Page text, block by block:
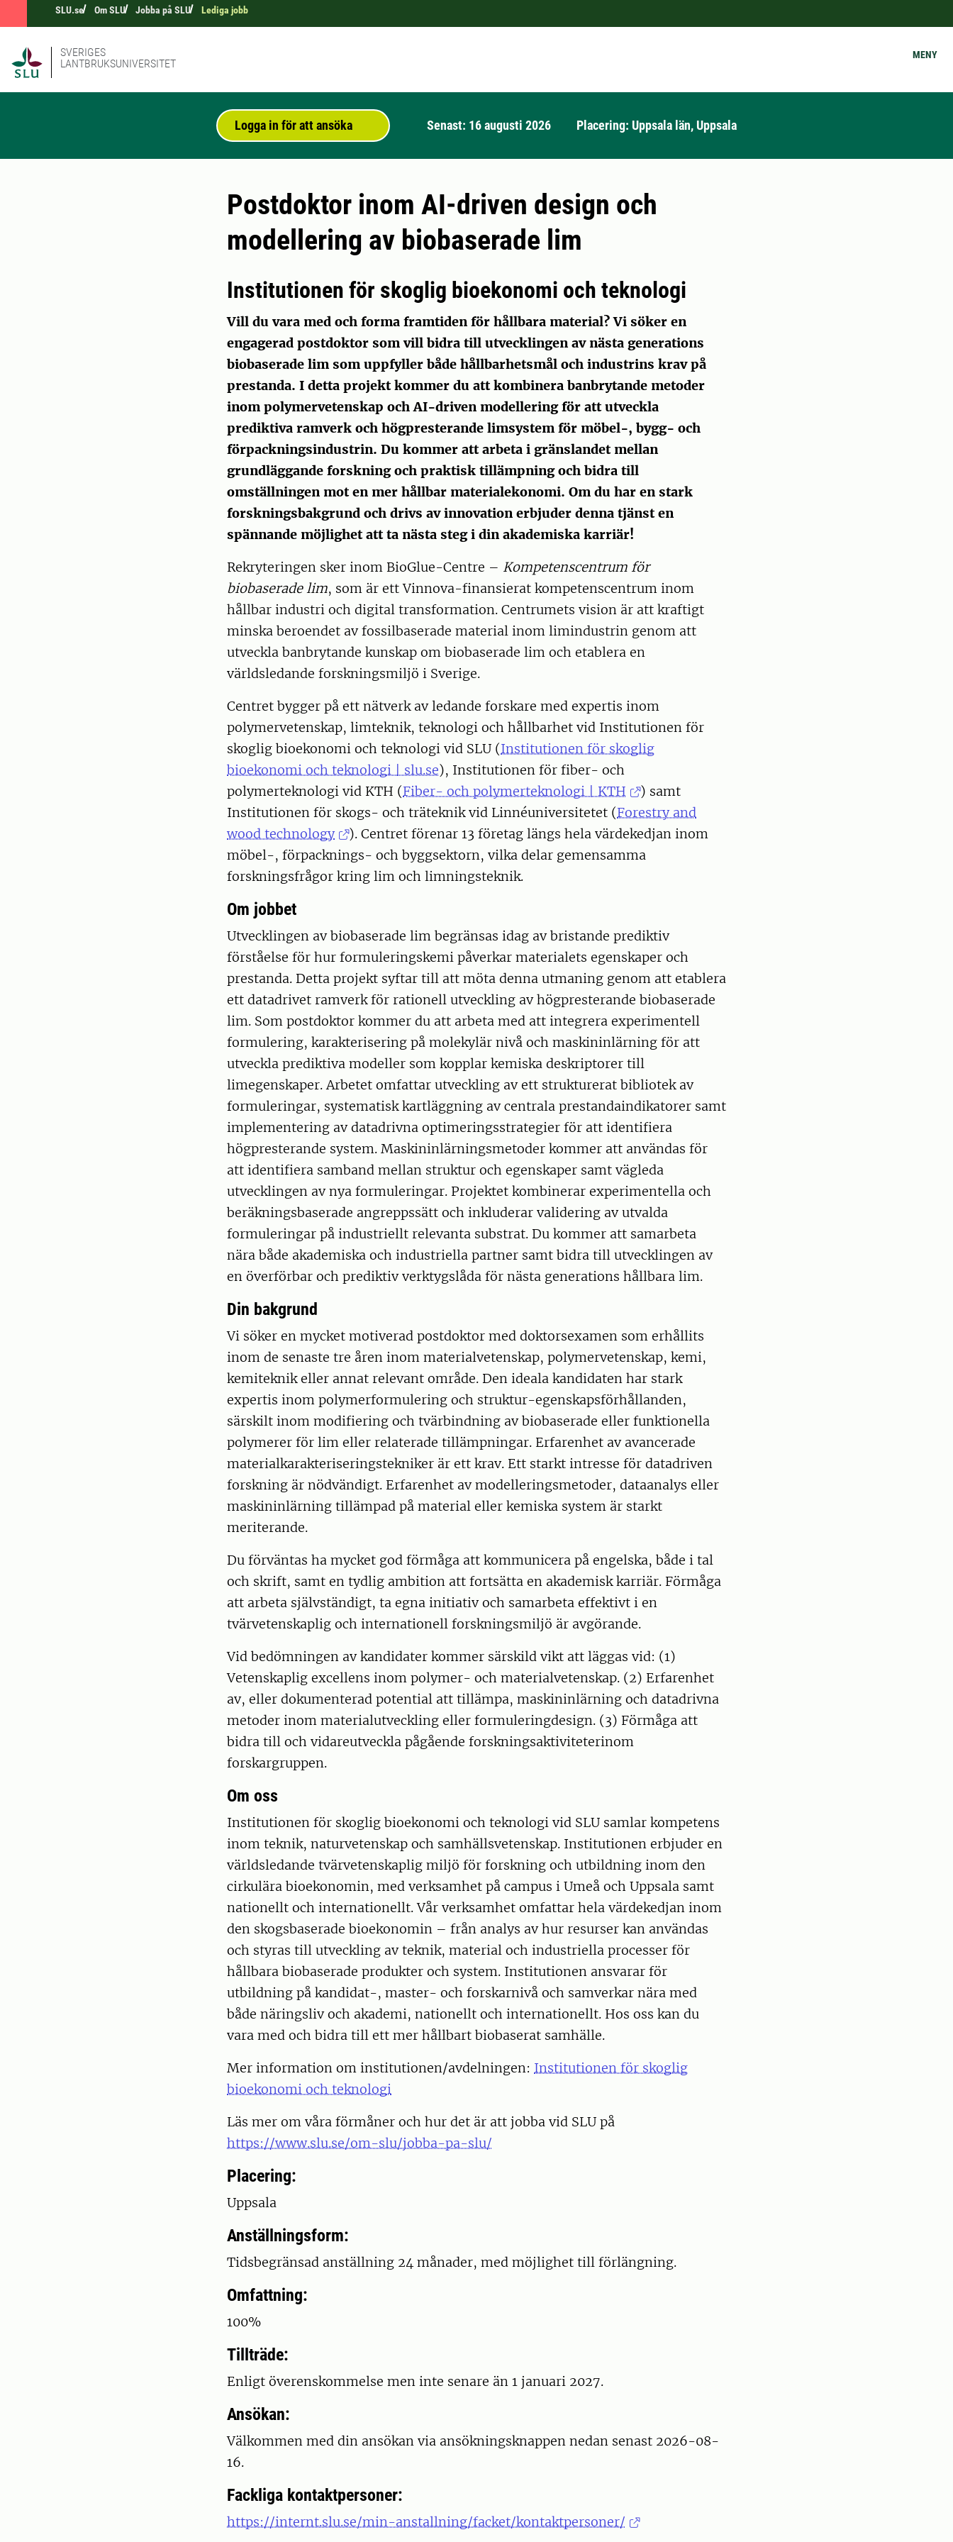
SLU.se Om SLU Jobba på SLU Lediga jobb
SVERIGES
LANTBRUKSUNIVERSITET
MENY
Logga in för att ansöka Senast: 16 augusti 2026 Placering: Uppsala län, Uppsala
Postdoktor inom AI-driven design och
modellering av biobaserade lim
Institutionen för skoglig bioekonomi och teknologi
Vill du vara med och forma framtiden för hållbara material? Vi söker en
engagerad postdoktor som vill bidra till utvecklingen av nästa generations
biobaserade lim som uppfyller både hållbarhetsmål och industrins krav på
prestanda. I detta projekt kommer du att kombinera banbrytande metoder
inom polymervetenskap och AI-driven modellering för att utveckla
prediktiva ramverk och högpresterande limsystem för möbel-, bygg- och
förpackningsindustrin. Du kommer att arbeta i gränslandet mellan
grundläggande forskning och praktisk tillämpning och bidra till
omställningen mot en mer hållbar materialekonomi. Om du har en stark
forskningsbakgrund och drivs av innovation erbjuder denna tjänst en
spännande möjlighet att ta nästa steg i din akademiska karriär!
Rekryteringen sker inom BioGlue-Centre – Kompetenscentrum för
biobaserade lim, som är ett Vinnova-finansierat kompetenscentrum inom
hållbar industri och digital transformation. Centrumets vision är att kraftigt
minska beroendet av fossilbaserade material inom limindustrin genom att
utveckla banbrytande kunskap om biobaserade lim och etablera en
världsledande forskningsmiljö i Sverige.
Centret bygger på ett nätverk av ledande forskare med expertis inom
polymervetenskap, limteknik, teknologi och hållbarhet vid Institutionen för
skoglig bioekonomi och teknologi vid SLU (Institutionen för skoglig
bioekonomi och teknologi | slu.se), Institutionen för fiber- och
polymerteknologi vid KTH (Fiber- och polymerteknologi | KTH
) samt
Institutionen för skogs- och träteknik vid Linnéuniversitetet (Forestry and
wood technology
). Centret förenar 13 företag längs hela värdekedjan inom
möbel-, förpacknings- och byggsektorn, vilka delar gemensamma
forskningsfrågor kring lim och limningsteknik.
Om jobbet
Utvecklingen av biobaserade lim begränsas idag av bristande prediktiv
förståelse för hur formuleringskemi påverkar materialets egenskaper och
prestanda. Detta projekt syftar till att möta denna utmaning genom att etablera
ett datadrivet ramverk för rationell utveckling av högpresterande biobaserade
lim. Som postdoktor kommer du att arbeta med att integrera experimentell
formulering, karakterisering på molekylär nivå och maskininlärning för att
utveckla prediktiva modeller som kopplar kemiska deskriptorer till
limegenskaper. Arbetet omfattar utveckling av ett strukturerat bibliotek av
formuleringar, systematisk kartläggning av centrala prestandaindikatorer samt
implementering av datadrivna optimeringsstrategier för att identifiera
högpresterande system. Maskininlärningsmetoder kommer att användas för
att identifiera samband mellan struktur och egenskaper samt vägleda
utvecklingen av nya formuleringar. Projektet kombinerar experimentella och
beräkningsbaserade angreppssätt och inkluderar validering av utvalda
formuleringar på industriellt relevanta substrat. Du kommer att samarbeta
nära både akademiska och industriella partner samt bidra till utvecklingen av
en överförbar och prediktiv verktygslåda för nästa generations hållbara lim.
Din bakgrund
Vi söker en mycket motiverad postdoktor med doktorsexamen som erhållits
inom de senaste tre åren inom materialvetenskap, polymervetenskap, kemi,
kemiteknik eller annat relevant område. Den ideala kandidaten har stark
expertis inom polymerformulering och struktur-egenskapsförhållanden,
särskilt inom modifiering och tvärbindning av biobaserade eller funktionella
polymerer för lim eller relaterade tillämpningar. Erfarenhet av avancerade
materialkarakteriseringstekniker är ett krav. Ett starkt intresse för datadriven
forskning är nödvändigt. Erfarenhet av modelleringsmetoder, dataanalys eller
maskininlärning tillämpad på material eller kemiska system är starkt
meriterande.
Du förväntas ha mycket god förmåga att kommunicera på engelska, både i tal
och skrift, samt en tydlig ambition att fortsätta en akademisk karriär. Förmåga
att arbeta självständigt, ta egna initiativ och samarbeta effektivt i en
tvärvetenskaplig och internationell forskningsmiljö är avgörande.
Vid bedömningen av kandidater kommer särskild vikt att läggas vid: (1)
Vetenskaplig excellens inom polymer- och materialvetenskap. (2) Erfarenhet
av, eller dokumenterad potential att tillämpa, maskininlärning och datadrivna
metoder inom materialutveckling eller formuleringdesign. (3) Förmåga att
bidra till och vidareutveckla pågående forskningsaktiviteterinom
forskargruppen.
Om oss
Institutionen för skoglig bioekonomi och teknologi vid SLU samlar kompetens
inom teknik, naturvetenskap och samhällsvetenskap. Institutionen erbjuder en
världsledande tvärvetenskaplig miljö för forskning och utbildning inom den
cirkulära bioekonomin, med verksamhet på campus i Umeå och Uppsala samt
nationellt och internationellt. Vår verksamhet omfattar hela värdekedjan inom
den skogsbaserade bioekonomin – från analys av hur resurser kan användas
och styras till utveckling av teknik, material och industriella processer för
hållbara biobaserade produkter och system. Institutionen ansvarar för
utbildning på kandidat-, master- och forskarnivå och samverkar nära med
både näringsliv och akademi, nationellt och internationellt. Hos oss kan du
vara med och bidra till ett mer hållbart biobaserat samhälle.
Mer information om institutionen/avdelningen: Institutionen för skoglig
bioekonomi och teknologi
Läs mer om våra förmåner och hur det är att jobba vid SLU på
https://www.slu.se/om-slu/jobba-pa-slu/
Placering:
Uppsala
Anställningsform:
Tidsbegränsad anställning 24 månader, med möjlighet till förlängning.
Omfattning:
100%
Tillträde:
Enligt överenskommelse men inte senare än 1 januari 2027.
Ansökan:
Välkommen med din ansökan via ansökningsknappen nedan senast 2026-08-
16.
Fackliga kontaktpersoner:
https://internt.slu.se/min-anstallning/facket/kontaktpersoner/